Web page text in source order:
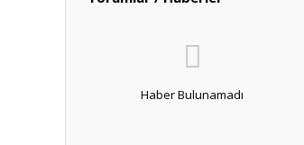
Haber Bulunamadı